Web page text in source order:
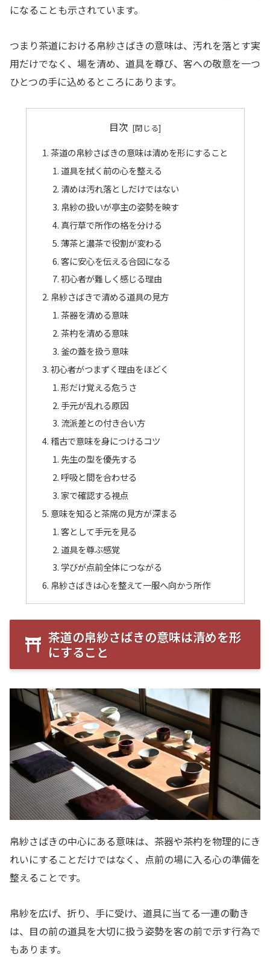
になることも示されています。
つまり茶道における帛紗さばきの意味は、汚れを落とす実
用だけでなく、場を清め、道具を尊び、客への敬意を一つ
ひとつの手に込めるところにあります。
目次
茶道の帛紗さばきの意味は清めを形にすること
道具を拭く前の心を整える
清めは汚れ落としだけではない
帛紗の扱いが亭主の姿勢を映す
真行草で所作の格を分ける
薄茶と濃茶で役割が変わる
客に安心を伝える合図になる
初心者が難しく感じる理由
帛紗さばきで清める道具の見方
茶器を清める意味
茶杓を清める意味
釜の蓋を扱う意味
初心者がつまずく理由をほどく
形だけ覚える危うさ
手元が乱れる原因
流派差との付き合い方
稽古で意味を身につけるコツ
先生の型を優先する
呼吸と間を合わせる
家で確認する視点
意味を知ると茶席の見方が深まる
客として手元を見る
道具を尊ぶ感覚
学びが点前全体につながる
帛紗さばきは心を整えて一服へ向かう所作
茶道の帛紗さばきの意味は清めを形
にすること
帛紗さばきの中心にある意味は、茶器や茶杓を物理的にき
れいにすることだけではなく、点前の場に入る心の準備を
整えることです。
帛紗を広げ、折り、手に受け、道具に当てる一連の動き
は、目の前の道具を大切に扱う姿勢を客の前で示す行為で
もあります。